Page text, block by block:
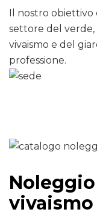
Il nostro obiettivo
settore del verde,
vivaismo e del
professione.
vivaismo